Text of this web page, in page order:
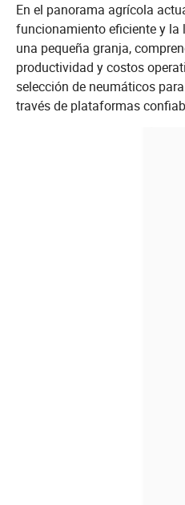
En el panorama agrícola
funcionamiento eficiente y la
una pequeña granja,
productividad y costos
selección de neumáticos
través de plataformas